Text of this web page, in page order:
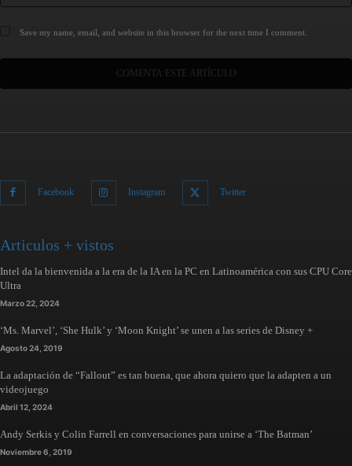
Save my name, email, and website in this browser for the next time I comment.
Facebook Instagram Twitter
Articulos + vistos
Intel da la bienvenida a la era de la IA en la PC en Latinoamérica con sus CPU Core
Ultra
Marzo 22, 2024
‘Ms. Marvel’, ‘She Hulk’ y ‘Moon Knight’ se unen a las series de Disney +
Agosto 24, 2019
La adaptación de “Fallout” es tan buena, que ahora quiero que la adapten a un
videojuego
Abril 12, 2024
Andy Serkis y Colin Farrell en conversaciones para unirse a ‘The Batman’
Noviembre 6, 2019